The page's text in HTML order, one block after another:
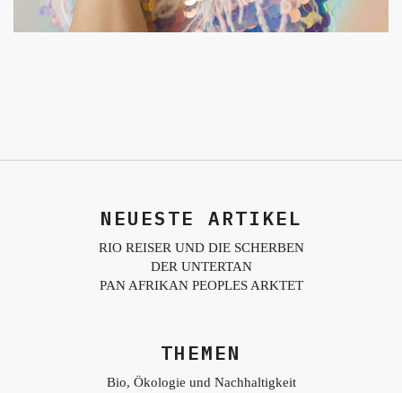
NEUESTE ARTIKEL
RIO REISER UND DIE SCHERBEN
DER UNTERTAN
PAN AFRIKAN PEOPLES ARKTET
THEMEN
Bio, Ökologie und Nachhaltigkeit